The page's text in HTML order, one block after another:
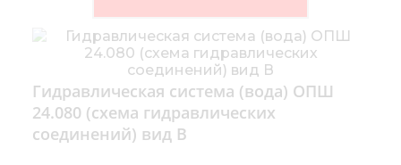
Гидравлическая система (вода) ОПШ
24.080 (схема гидравлических
соединений) вид В